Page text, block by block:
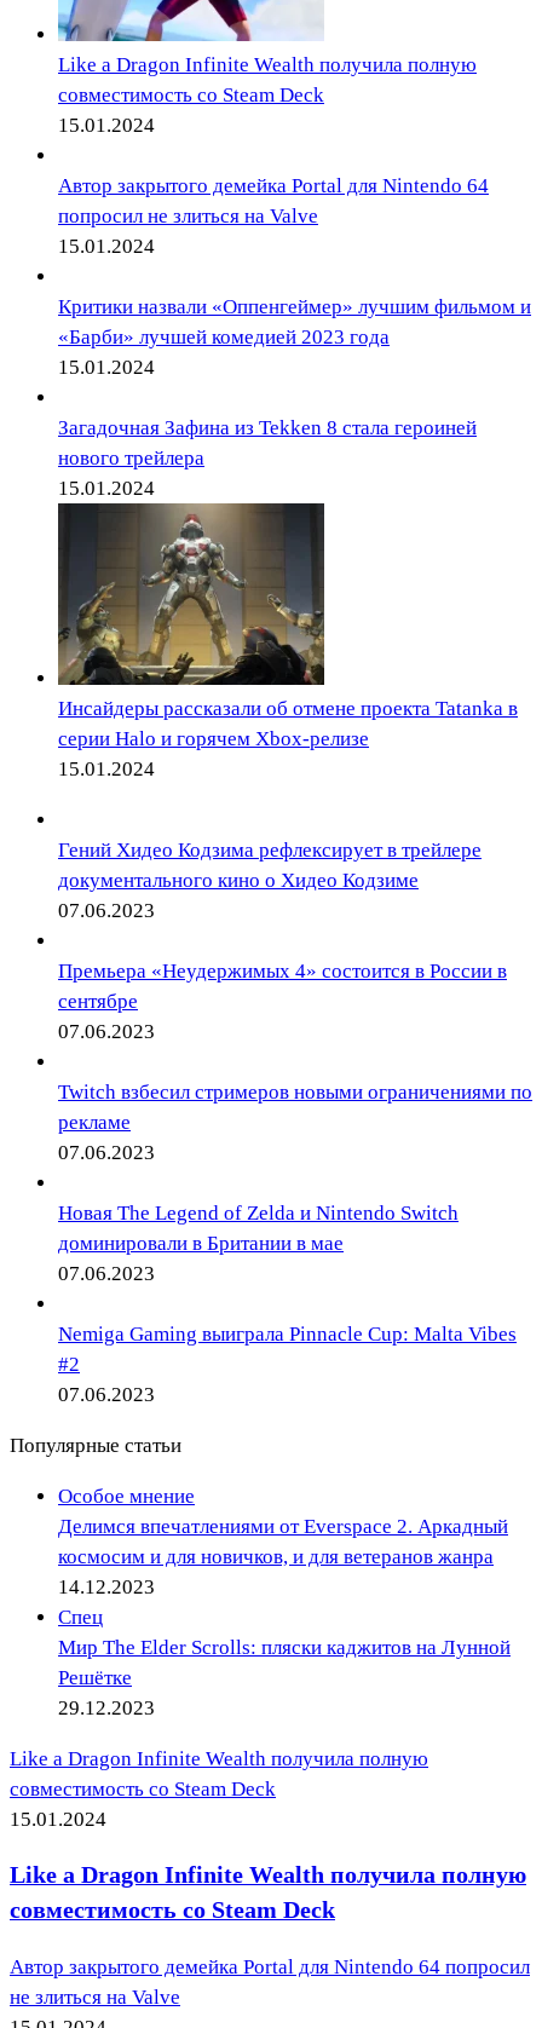
Like a Dragon Infinite Wealth получила полную
совместимость со Steam Deck
15.01.2024
Автор закрытого демейка Portal для Nintendo 64
попросил не злиться на Valve
15.01.2024
Критики назвали «Оппенгеймер» лучшим фильмом и
«Барби» лучшей комедией 2023 года
15.01.2024
Загадочная Зафина из Tekken 8 стала героиней
нового трейлера
15.01.2024
Инсайдеры рассказали об отмене проекта Tatanka в
серии Halo и горячем Xbox-релизе
15.01.2024
Гений Хидео Кодзима рефлексирует в трейлере
документального кино о Хидео Кодзиме
07.06.2023
Премьера «Неудержимых 4» состоится в России в
сентябре
07.06.2023
Twitch взбесил стримеров новыми ограничениями по
рекламе
07.06.2023
Новая The Legend of Zelda и Nintendo Switch
доминировали в Британии в мае
07.06.2023
Nemiga Gaming выиграла Pinnacle Cup: Malta Vibes
#2
07.06.2023
Популярные статьи
Особое мнение
Делимся впечатлениями от Everspace 2. Аркадный
космосим и для новичков, и для ветеранов жанра
14.12.2023
Спец
Мир The Elder Scrolls: пляски каджитов на Лунной
Решётке
29.12.2023
Like a Dragon Infinite Wealth получила полную
совместимость со Steam Deck
15.01.2024
Like a Dragon Infinite Wealth получила полную
совместимость со Steam Deck
Автор закрытого демейка Portal для Nintendo 64 попросил
не злиться на Valve